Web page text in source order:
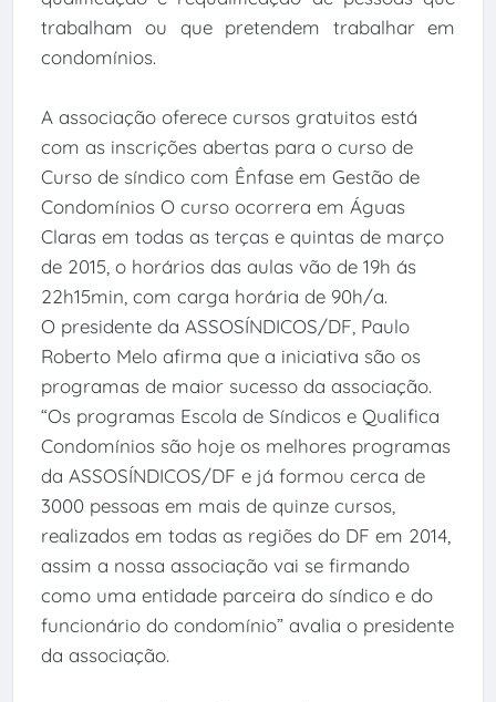
trabalham ou que pretendem trabalhar em
condomínios.
A associação oferece cursos gratuitos está
com as inscrições abertas para o curso de
Curso de síndico com Ênfase em Gestão de
Condomínios O curso ocorrera em Águas
Claras em todas as terças e quintas de março
de 2015, o horários das aulas vão de 19h ás
22h15min, com carga horária de 90h/a.
O presidente da ASSOSÍNDICOS/DF, Paulo
Roberto Melo afirma que a iniciativa são os
programas de maior sucesso da associação.
“Os programas Escola de Síndicos e Qualifica
Condomínios são hoje os melhores programas
da ASSOSÍNDICOS/DF e já formou cerca de
3000 pessoas em mais de quinze cursos,
realizados em todas as regiões do DF em 2014,
assim a nossa associação vai se firmando
como uma entidade parceira do síndico e do
funcionário do condomínio” avalia o presidente
da associação.